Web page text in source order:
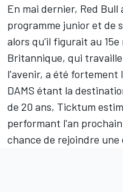
En mai dernier, Red Bull
programme junior et de
alors qu'il figurait au
Britannique, qui
l'avenir, a été fortement
DAMS étant la
de 20 ans, Ticktum
performant l'an
chance de rejoindre une